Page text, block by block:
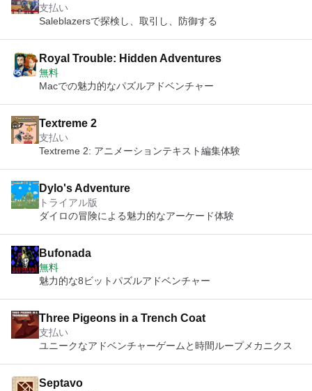
支払い
Saleblazersで探検し、取引し、防御する
Royal Trouble: Hidden Adventures
無料
Macでの魅力的なパズルアドベンチャー
Textreme 2
支払い
Textreme 2: アニメーションテキスト編集体験
Dylo's Adventure
トライアル版
ダイロの冒険による魅力的なアーケード体験
Bufonada
無料
魅力的な8ビットパズルアドベンチャー
Three Pigeons in a Trench Coat
支払い
ユニークなアドベンチャーゲームと時間ループメカニクス
Septavo